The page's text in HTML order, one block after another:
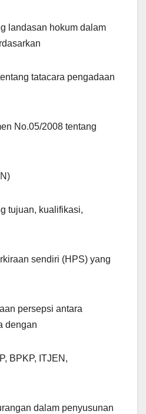
landasan hokum dalam
tatacara pengadaan
No.05/2008 tentang
tujuan, kualifikasi,
sendiri (HPS) yang
persepsi antara
dengan
BPKP, ITJEN,
dalam penyusunan